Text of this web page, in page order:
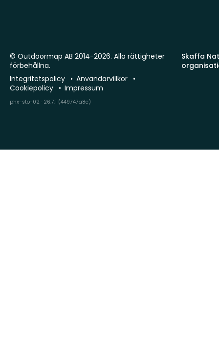
Skaffa
© Outdoormap AB 2014-2026. Alla rättigheter
förbehållna.
Integritetspolicy
Användarvillkor
Cookiepolicy
Impressum
phx-sto-02 · 26.7.1 (449747a8c)